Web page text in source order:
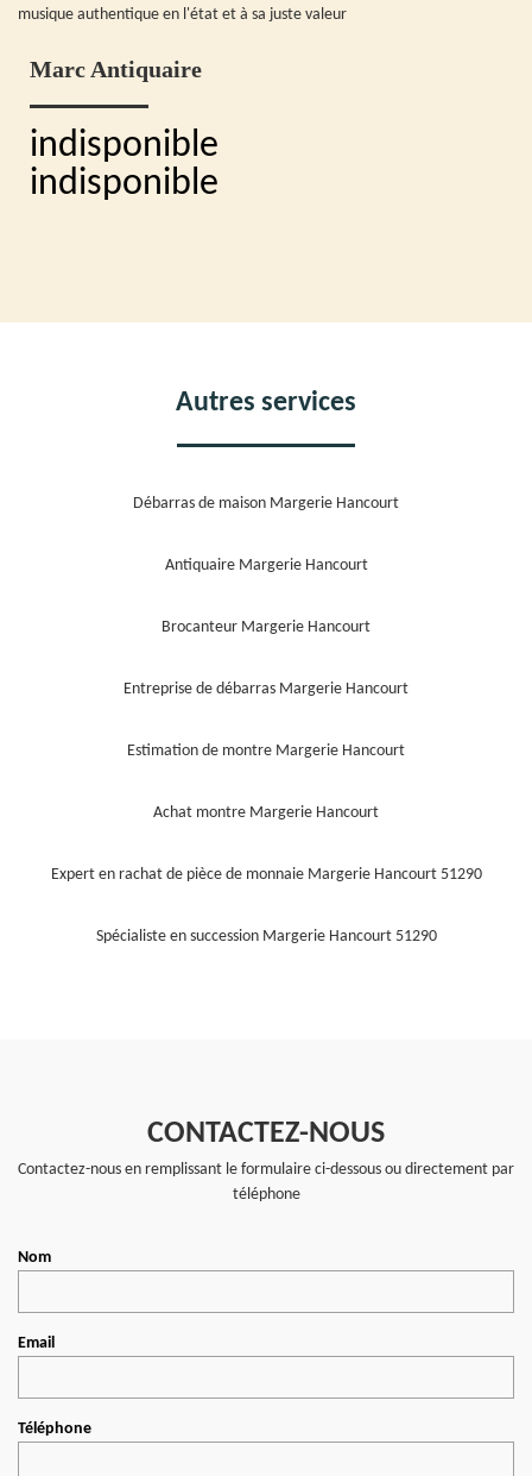
musique authentique en l'état et à sa juste valeur
Marc Antiquaire
indisponible
indisponible
Autres services
Débarras de maison Margerie Hancourt
Antiquaire Margerie Hancourt
Brocanteur Margerie Hancourt
Entreprise de débarras Margerie Hancourt
Estimation de montre Margerie Hancourt
Achat montre Margerie Hancourt
Expert en rachat de pièce de monnaie Margerie Hancourt 51290
Spécialiste en succession Margerie Hancourt 51290
CONTACTEZ-NOUS
Contactez-nous en remplissant le formulaire ci-dessous ou directement par
téléphone
Nom
Email
Téléphone